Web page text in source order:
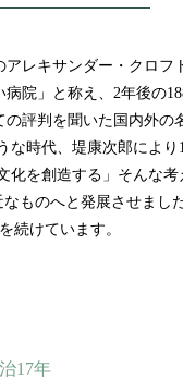
レキサンダー・クロ
院」と称え、2年後の
評判を聞いた国内外の
時代、堤康次郎によ
を創造する」そんな
ものへと発展させました
続けています。
17年